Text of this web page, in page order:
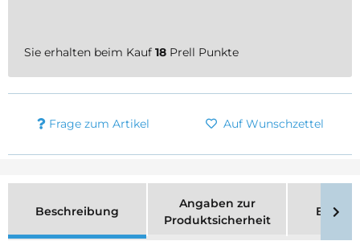
Sie erhalten beim Kauf 18 Prell Punkte
Frage zum Artikel Auf Wunschzettel
Beschreibung
Angaben zur
Produktsicherheit